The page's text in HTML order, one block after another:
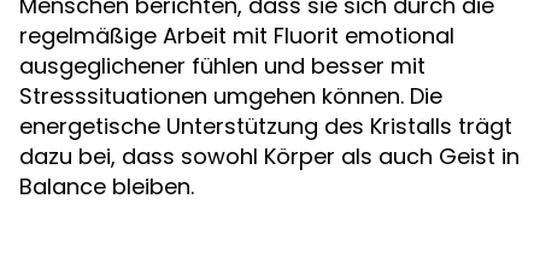
regelmäßige Arbeit mit Fluorit emotional
ausgeglichener fühlen und besser mit
Stresssituationen umgehen können. Die
energetische Unterstützung des Kristalls trägt
dazu bei, dass sowohl Körper als auch Geist in
Balance bleiben.